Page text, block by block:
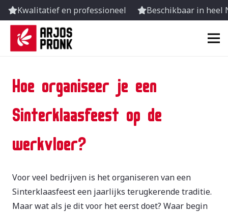
Kwalitatief en professioneel Beschikbaar in heel
Hoe organiseer je een
Sinterklaasfeest op de
werkvloer?
Voor veel bedrijven is het organiseren van een
Sinterklaasfeest een jaarlijks terugkerende traditie.
Maar wat als je dit voor het eerst doet? Waar begin